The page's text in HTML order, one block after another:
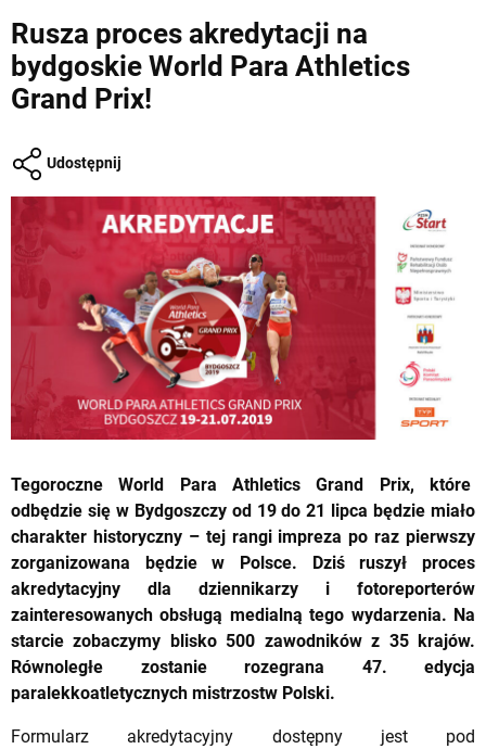
Rusza proces akredytacji na
bydgoskie World Para Athletics
Grand Prix!
Udostępnij
Tegoroczne World Para Athletics Grand Prix, które
odbędzie się w Bydgoszczy od 19 do 21 lipca będzie miało
charakter historyczny – tej rangi impreza po raz pierwszy
zorganizowana będzie w Polsce. Dziś ruszył proces
akredytacyjny dla dziennikarzy i fotoreporterów
zainteresowanych obsługą medialną tego wydarzenia. Na
starcie zobaczymy blisko 500 zawodników z 35 krajów.
Równoległe zostanie rozegrana 47. edycja
paralekkoatletycznych mistrzostw Polski.
Formularz akredytacyjny dostępny jest pod